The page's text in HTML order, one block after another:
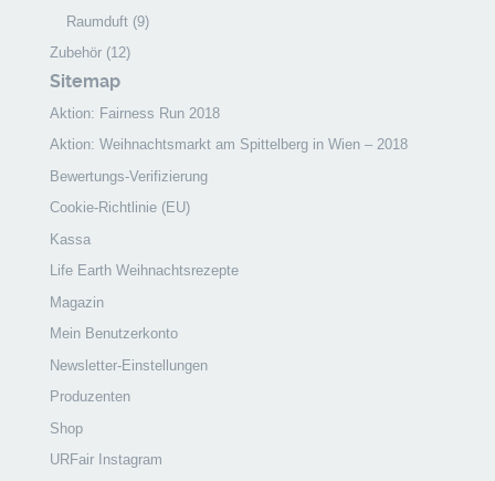
Raumduft (9)
Zubehör (12)
Sitemap
Aktion: Fairness Run 2018
Aktion: Weihnachtsmarkt am Spittelberg in Wien – 2018
Bewertungs-Verifizierung
Cookie-Richtlinie (EU)
Kassa
Life Earth Weihnachtsrezepte
Magazin
Mein Benutzerkonto
Newsletter-Einstellungen
Produzenten
Shop
URFair Instagram